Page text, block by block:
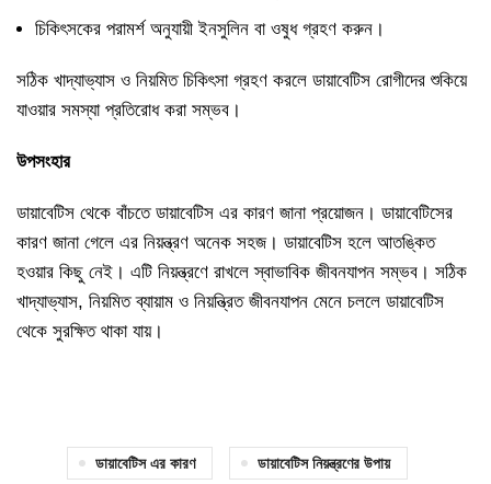
চিকিৎসকের পরামর্শ অনুযায়ীইনসুলিন বা ওষুধ গ্রহণ করুন।
সঠিক খাদ্যাভ্যাস ও নিয়মিত চিকিৎসা গ্রহণ করলে ডায়াবেটিস রোগীদের শুকিয়ে
যাওয়ার সমস্যা প্রতিরোধ করা সম্ভব।
উপসংহার
ডায়াবেটিস থেকে বাঁচতে ডায়াবেটিস এর কারণ জানা প্রয়োজন। ডায়াবেটিসের
কারণ জানা গেলে এর নিয়ন্ত্রণ অনেক সহজ। ডায়াবেটিস হলে আতঙ্কিত
হওয়ার কিছু নেই। এটি নিয়ন্ত্রণে রাখলে স্বাভাবিক জীবনযাপন সম্ভব। সঠিক
খাদ্যাভ্যাস, নিয়মিত ব্যায়াম ও নিয়ন্ত্রিত জীবনযাপন মেনে চললে ডায়াবেটিস
থেকে সুরক্ষিত থাকা যায়।
ডায়াবেটিস এর কারণ ডায়াবেটিস নিয়ন্ত্রণের উপায়